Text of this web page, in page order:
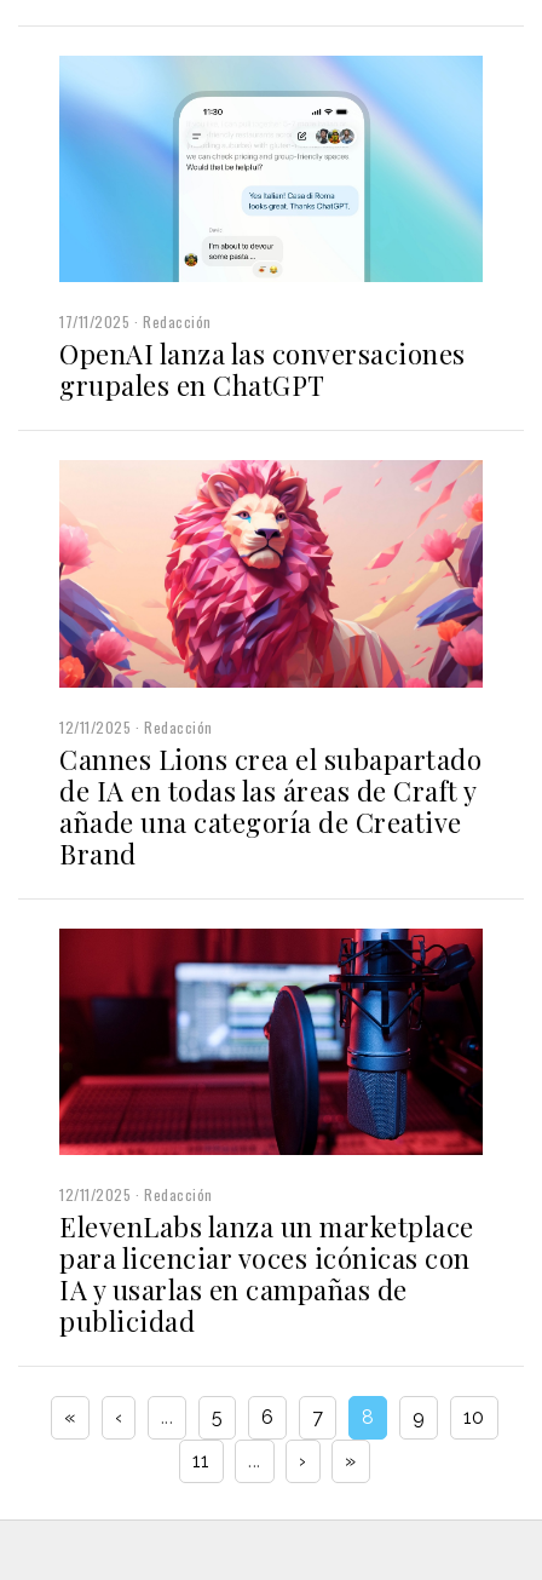
17/11/2025 Redacción
OpenAI lanza las conversaciones
grupales en ChatGPT
12/11/2025 Redacción
Cannes Lions crea el subapartado
de IA en todas las áreas de Craft y
añade una categoría de Creative
Brand
12/11/2025 Redacción
ElevenLabs lanza un marketplace
para licenciar voces icónicas con
IA y usarlas en campañas de
publicidad
« ‹ ... 5 6 7 8 9
10
11
... › »